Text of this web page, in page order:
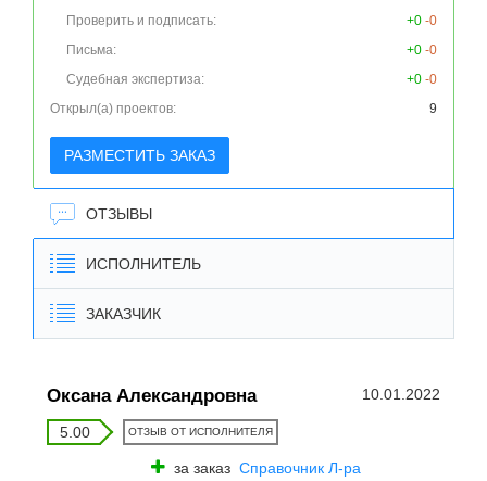
Проверить и подписать:
+0 -0
Письма:
+0 -0
Судебная экспертиза:
+0 -0
Открыл(а) проектов:
9
РАЗМЕСТИТЬ ЗАКАЗ
ОТЗЫВЫ
ИСПОЛНИТЕЛЬ
ЗАКАЗЧИК
Оксана Александровна 10.01.2022
5.00 ОТЗЫВ ОТ ИСПОЛНИТЕЛЯ
за заказ Справочник Л-ра